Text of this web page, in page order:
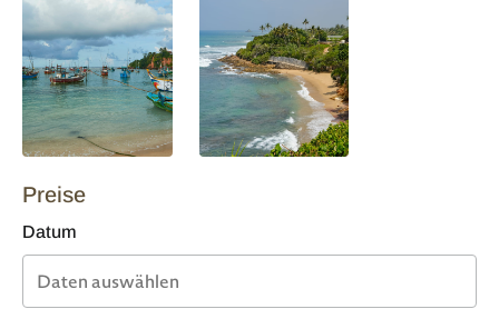
Preise
Datum